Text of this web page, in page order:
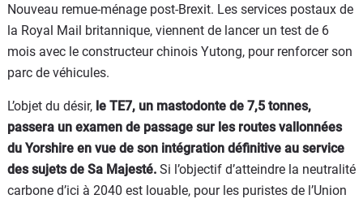
Nouveau remue-ménage post-Brexit. Les services postaux de
la Royal Mail britannique, viennent de lancer un test de 6
mois avec le constructeur chinois Yutong, pour renforcer son
parc de véhicules.
L’objet du désir, le TE7, un mastodonte de 7,5 tonnes,
passera un examen de passage sur les routes vallonnées
du Yorshire en vue de son intégration définitive au service
des sujets de Sa Majesté. Si l’objectif d’atteindre la neutralité
carbone d’ici à 2040 est louable, pour les puristes de l’Union